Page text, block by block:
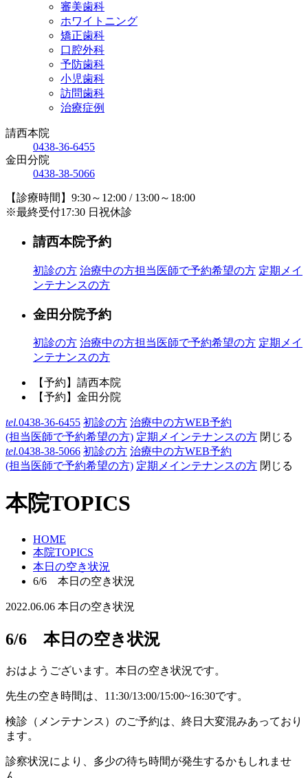
審美歯科
ホワイトニング
矯正歯科
口腔外科
予防歯科
小児歯科
訪問歯科
治療症例
請西本院
0438-36-6455
金田分院
0438-38-5066
【診療時間】9:30～12:00 / 13:00～18:00
※最終受付17:30 日祝休診
請西本院予約
初診の方 治療中の方担当医師で予約希望の方 定期メイ
ンテナンスの方
金田分院予約
初診の方 治療中の方担当医師で予約希望の方 定期メイ
ンテナンスの方
【予約】請西本院
【予約】金田分院
tel.0438-36-6455 初診の方 治療中の方WEB予約
(担当医師で予約希望の方) 定期メインテナンスの方 閉じる
tel.0438-38-5066 初診の方 治療中の方WEB予約
(担当医師で予約希望の方) 定期メインテナンスの方 閉じる
本院TOPICS
HOME
本院TOPICS
本日の空き状況
6/6 本日の空き状況
2022.06.06 本日の空き状況
6/6 本日の空き状況
おはようございます。本日の空き状況です。
先生の空き時間は、11:30/13:00/15:00~16:30です。
検診（メンテナンス）のご予約は、終日大変混みあっており
ます。
診察状況により、多少の待ち時間が発生するかもしれませ
ん。